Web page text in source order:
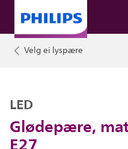
Velg ei lyspære
Glødepære,
LED